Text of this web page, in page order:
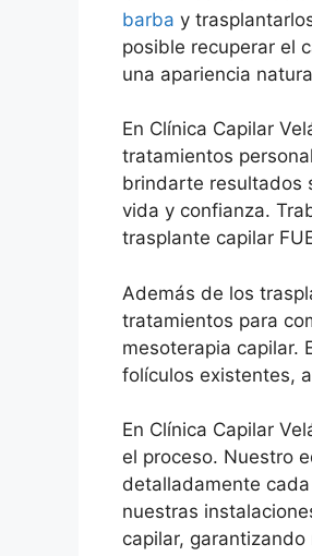
barba y
posible recuperar el
una apariencia
En Clínica Capilar
tratamientos
brindarte resultados
vida y confianza.
trasplante capilar
Además de los
tratamientos para
mesoterapia capilar.
folículos existentes,
En Clínica Capilar
el proceso. Nuestro
detalladamente
nuestras
capilar,